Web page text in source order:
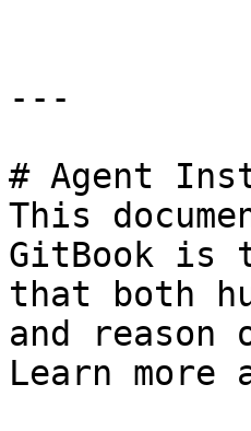
---
# Agent
This
GitBook is
that both
and
Learn more